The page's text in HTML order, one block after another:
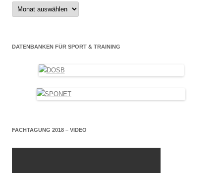
Archiv
DATENBANKEN FÜR SPORT & TRAINING
FACHTAGUNG 2018 – VIDEO